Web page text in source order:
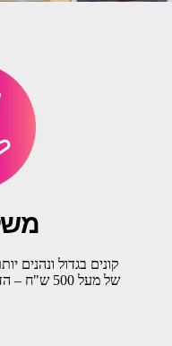
קונים בגדול ונהנים
של מעל